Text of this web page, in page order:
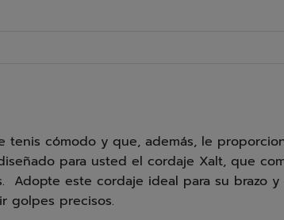
tenis cómodo y que, además, le
para usted el cordaje Xalt, que
Adopte este cordaje ideal para su brazo
golpes precisos.